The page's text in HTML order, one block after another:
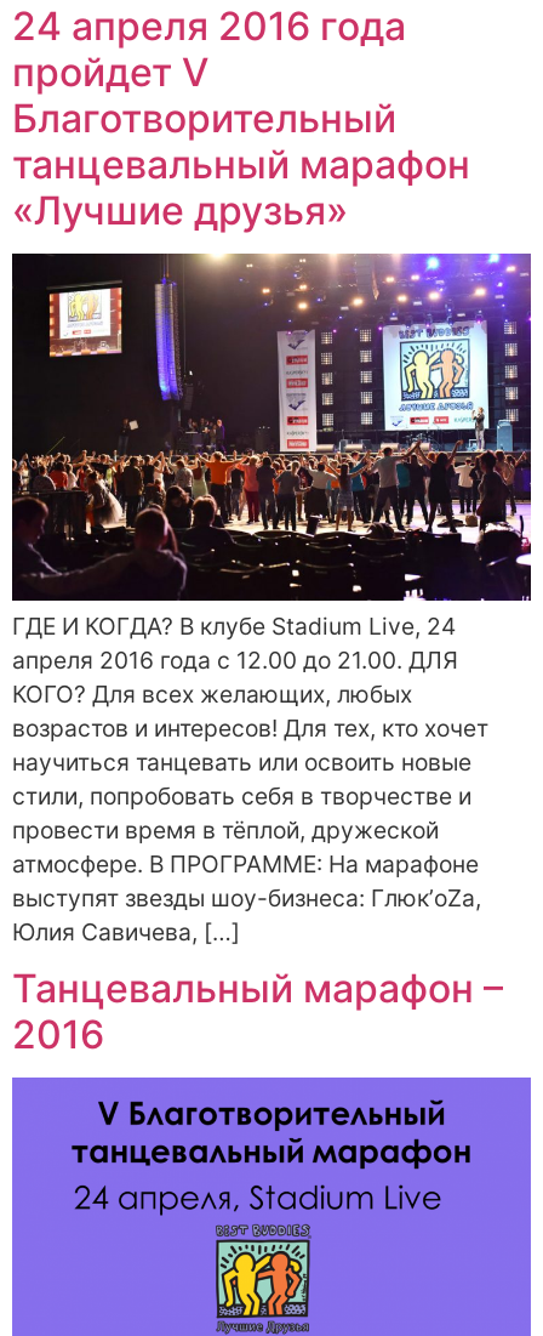
24 апреля 2016 года
пройдет V
Благотворительный
танцевальный марафон
«Лучшие друзья»
ГДЕ И КОГДА? В клубе Stadium Live, 24
апреля 2016 года с 12.00 до 21.00. ДЛЯ
КОГО? Для всех желающих, любых
возрастов и интересов! Для тех, кто хочет
научиться танцевать или освоить новые
стили, попробовать себя в творчестве и
провести время в тёплой, дружеской
атмосфере. В ПРОГРАММЕ: На марафоне
выступят звезды шоу-бизнеса: Глюк’oZa,
Юлия Савичева, […]
Танцевальный марафон –
2016